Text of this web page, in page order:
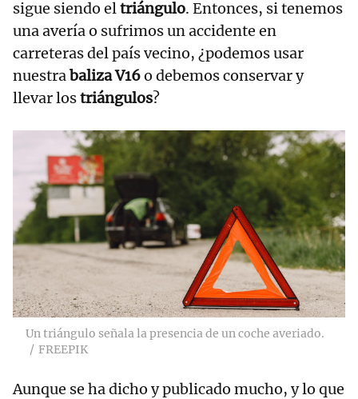
sigue siendo eltriángulo. Entonces, si tenemos
una avería o sufrimos un accidente en
carreteras del país vecino, ¿podemos usar
nuestrabaliza V16o debemos conservar y
llevar lostriángulos?
Un triángulo señala la presencia de un coche averiado.
FREEPIK
Aunque se ha dicho y publicado mucho, y lo que